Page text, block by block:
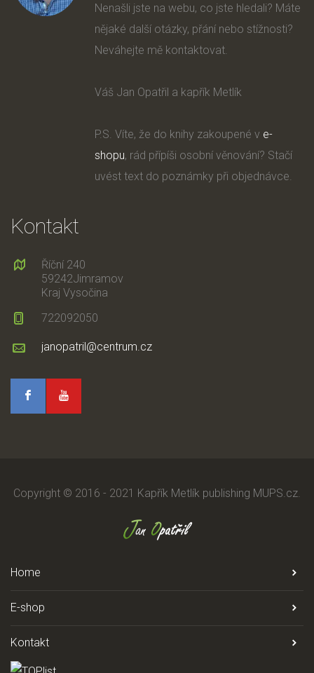
Nenašli jste na webu, co jste hledali? Máte
nějaké další otázky, přání nebo stížnosti?
Neváhejte mě kontaktovat.
Váš Jan Opatřil a kapřík Metlík
P.S. Víte, že do knihy zakoupené v e-
shopu, rád přípíši osobní věnování? Stačí
uvést text do poznámky při objednávce.
Kontakt
Říční 240
59242Jimramov
Kraj Vysočina
722092050
janopatril@centrum.cz
Copyright © 2016 - 2021 Kapřík Metlík publishing MUPS.cz.
Home
E-shop
Kontakt